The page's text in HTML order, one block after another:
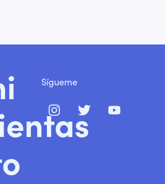
Sígueme